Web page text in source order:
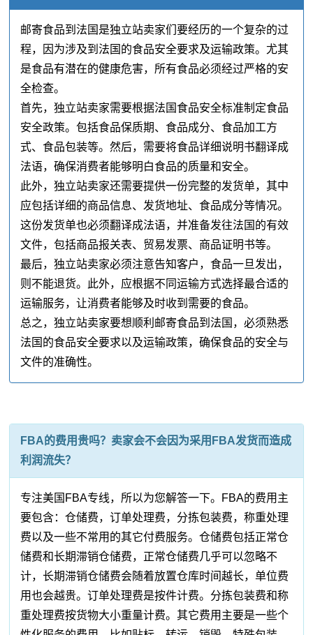
邮寄食品到法国是独立站卖家们要经历的一个复杂的过
程，因为涉及到法国的食品安全要求及运输政策。尤其
是食品有潜在的健康危害，所有食品必须经过严格的安
全检查。
首先，独立站卖家需要根据法国食品安全标准制定食品
安全政策。包括食品保质期、食品成分、食品加工方
式、食品包装等。然后，需要将食品详细说明书翻译成
法语，确保消费者能够明白食品的质量和安全。
此外，独立站卖家还需要提供一份完整的发货单，其中
应包括详细的商品信息、发货地址、食品成分等情况。
这份发货单也必须翻译成法语，并准备发往法国的有效
文件，包括商品报关表、贸易发票、商品证明书等。
最后，独立站卖家必须注意告知客户，食品一旦发出，
则不能退货。此外，应根据不同运输方式选择最合适的
运输服务，让消费者能够及时收到需要的食品。
总之，独立站卖家要想顺利邮寄食品到法国，必须熟悉
法国的食品安全要求以及运输政策，确保食品的安全与
文件的准确性。
FBA的费用贵吗？卖家会不会因为采用FBA发货而造成
利润流失？
专注美国FBA专线，所以为您解答一下。FBA的费用主
要包含：仓储费，订单处理费，分拣包装费，称重处理
费以及一些不常用的其它付费服务。仓储费包括正常仓
储费和长期滞销仓储费，正常仓储费几乎可以忽略不
计，长期滞销仓储费会随着放置仓库时间越长，单位费
用也会越贵。订单处理费是按件计费。分拣包装费和称
重处理费按货物大小重量计费。其它费用主要是一些个